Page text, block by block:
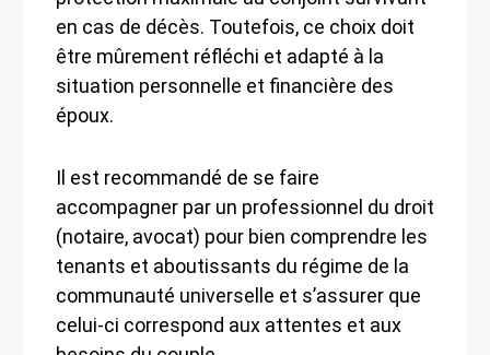
en cas de décès. Toutefois, ce choix doit
être mûrement réfléchi et adapté à la
situation personnelle et financière des
époux.
Il est recommandé de se faire
accompagner par un professionnel du droit
(notaire, avocat) pour bien comprendre les
tenants et aboutissants du régime de la
communauté universelle et s’assurer que
celui-ci correspond aux attentes et aux